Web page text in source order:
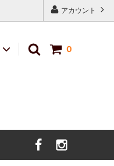
アカウント
0